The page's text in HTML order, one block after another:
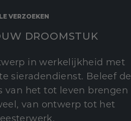
VERZOEKEN
DROOMSTUK
in werkelijkheid met
sieradendienst. Beleef de
van het tot leven brengen
van ontwerp tot het